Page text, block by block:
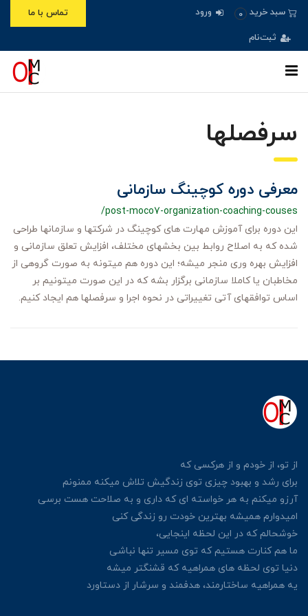
سبد خرید 0 ورود
ثبت‌نام
تماس با ما
سرفصلها
معرفی دوره کوچینگ سازمانی
/post-moco7-organization-coaching-couses
این دوره برای آموزش مهارت های کوچینگ در شرکتها و سازمانها طراحی
شده که به اصلاح روابط بین بخشهای مختلف، افزایش تعلق سازمانی و
افزایش بهره وری منجر میشه؛ این دوره هم میتونه به صورت گروهی از
مخاطبان یا کاملا سازمانی برگزار بشه که در این صورت میتونیم بر
اساس توافقهای آتی تغییراتی در نحوه اجرا و سرفصلها هم ایجاد کنیم.
از تو، از خودم و از هرکسیکه
برای رشد و بهبود چیزی توی زندگیش تلاش میکنه ممنونم
آرزو میکنم به هر خواسته ای که داری و به صلاحت هست برسی
امیدوارم همیشه بهترین خودت رو زندگی کنی
خوشحالم که در این لحظه اینجایی،
ما هم کنارت هستیم که توی مسیر تنها نباشی
دنیا توی لحظه های همراهیه که قشنگتر میشه
یه همراهیه ساختارمند، هدفمند و سرشار از دستاورد